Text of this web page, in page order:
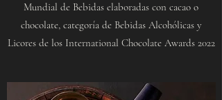
Mundial de Bebidas elaboradas con cacao o
chocolate, categoría de Bebidas Alcohólicas y
Licores de los International Chocolate Awards 2022